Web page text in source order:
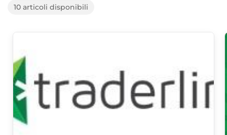
10 articoli disponibili